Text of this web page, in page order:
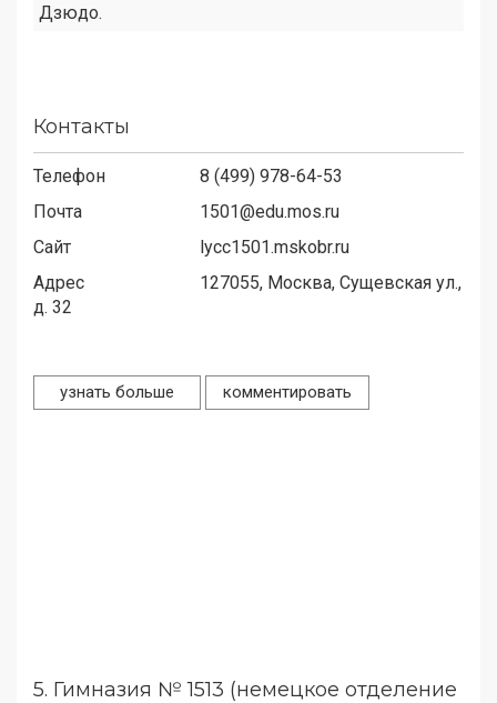
Дзюдо.
Контакты
Телефон
8 (499) 978-64-53
Почта
1501@edu.mos.ru
Сайт
lycc1501.mskobr.ru
Адрес
127055, Москва, Сущевская ул.,
д. 32
узнать больше комментировать
5. Гимназия № 1513 (немецкое отделение